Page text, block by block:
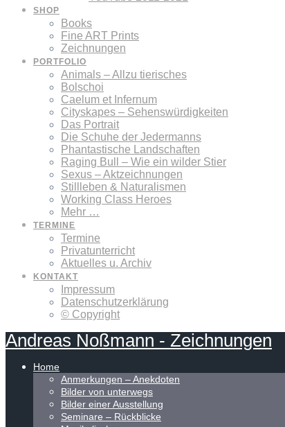
SHOP
Books
Fine ART Prints
Zeichnungen
PORTFOLIO
Animals – Allzu tierisches
Bolschoi
Caelum et Infernum
Cityskapes – Sehenswürdigkeiten
Das Portrait
Die Schuhe der Jedermanns
Phantastische Landschaften
Raging Bull – Wie ein wilder Stier
Sexus – Aktzeichnungen
Stillleben & Naturalismen
Working Class Heroes
Mehr …
TERMINE
Termine
Privatunterricht
Aktuelles u. Archiv
KONTAKT
Impressum
Datenschutzerklärung
© Copyright
Andreas Noßmann - Zeichnungen
Home
Anmerkungen – Anekdoten
Bilder von unterwegs
Bilder einer Ausstellung
Seminare – Rückblicke